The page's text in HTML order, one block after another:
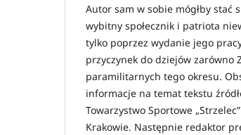
Autor sam w sobie mógłby stać
wybitny społecznik i patriota
tylko poprzez wydanie jego
przyczynek do dziejów zarówno
paramilitarnych tego okresu.
informacje na temat tekstu
Towarzystwo Sportowe
Krakowie. Następnie redaktor